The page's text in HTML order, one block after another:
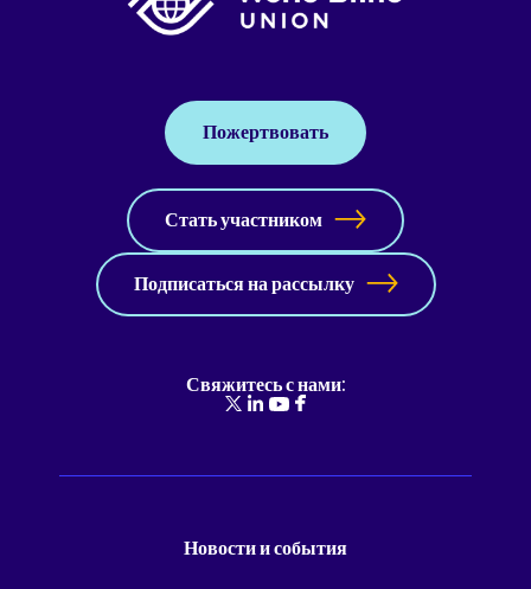
Пожертвовать
Стать участником
Подписаться на рассылку
Свяжитесь с нами:
Новости и события